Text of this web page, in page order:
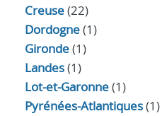
Creuse(22)
Dordogne(1)
Gironde(1)
Landes(1)
Lot-et-Garonne(1)
Pyrénées-Atlantiques(1)